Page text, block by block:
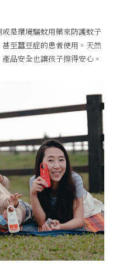
是環境驅蚊用藥來防護蚊子
至蠶豆症的患者使用。天然
品安全也讓孩子擦得安心。